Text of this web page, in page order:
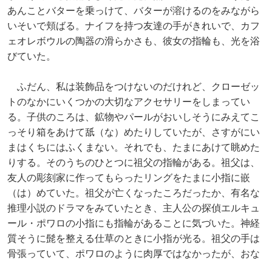
あんことバターを乗っけて、バターが溶けるのをみながら
いそいで頬ばる。ナイフを持つ友達の手がきれいで、カフ
ェオレボウルの陶器の滑らかさも、彼女の指輪も、光を浴
びていた。
ふだん、私は装飾品をつけないのだけれど、クローゼッ
トのなかにいくつかの大切なアクセサリーをしまってい
る。子供のころは、鉱物やパールがおいしそうにみえてこ
っそり箱をあけて舐（な）めたりしていたが、さすがにい
まはくちにはふくまない。それでも、たまにあけて眺めた
りする。そのうちのひとつに祖父の指輪がある。祖父は、
友人の彫刻家に作ってもらったリングをたまに小指に嵌
（は）めていた。祖父が亡くなったころだったか、有名な
推理小説のドラマをみていたとき、主人公の探偵エルキュ
ール・ポワロの小指にも指輪があることに気づいた。神経
質そうに髭を整える仕草のときに小指が光る。祖父の手は
骨張っていて、ポワロのように肉厚ではなかったが、おな